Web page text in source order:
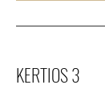
KERTIOS 3